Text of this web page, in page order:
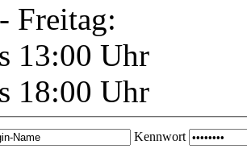
Freitag:
13:00 Uhr
18:00 Uhr
Kennwort